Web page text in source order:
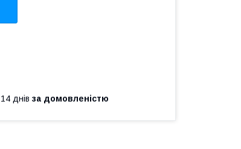
днів за домовленістю